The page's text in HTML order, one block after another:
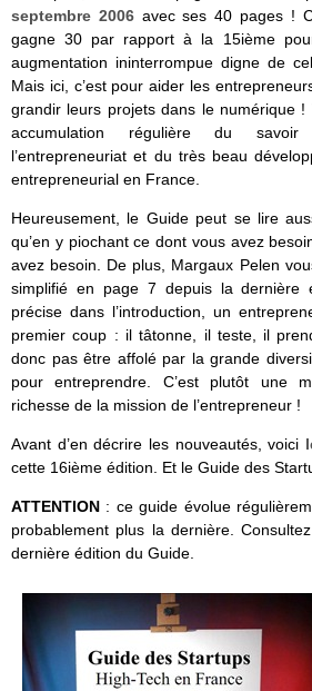
septembre 2006avec ses 40 pages !
gagne 30 par rapport à la 15ième
augmentation ininterrompue digne de
Mais ici, c’est pour aider les
grandir leurs projets dans le numérique !
accumulation régulière du
l’entrepreneuriat et du très beau
entrepreneurial en France.
Heureusement, le Guide peut se lire
qu’en y piochant ce dont vous avez
avez besoin. De plus, Margaux Pelen
simplifié en page 7 depuis la dernière
précise dans l’introduction, un
premier coup : il tâtonne, il teste, il
donc pas être affolé par la grande
pour entreprendre. C’est plutôt une
richesse de la mission de l’entrepreneur !
Avant d’en décrire les nouveautés, voici
cette 16ième édition. Et le Guide des
ATTENTION : ce guide évolue
probablement plus la dernière. Consultez
dernière édition du Guide.